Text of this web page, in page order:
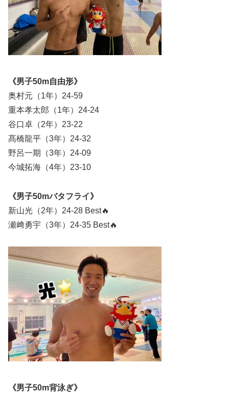
《男子50m自由形》
奥村元（1年）24-59
重本孝太郎（1年）24-24
谷口卓（2年）23-22
髙橋龍平（3年）24-32
野呂一期（3年）24-09
今城拓海（4年）23-10
《男子50mバタフライ》
新山光（2年）24-28 Best🔥
瀬﨑勇宇（3年）24-35 Best🔥
《男子50m背泳ぎ》